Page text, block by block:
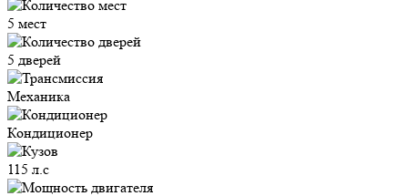
5 мест
5 дверей
Механика
Кондиционер
115 л.с